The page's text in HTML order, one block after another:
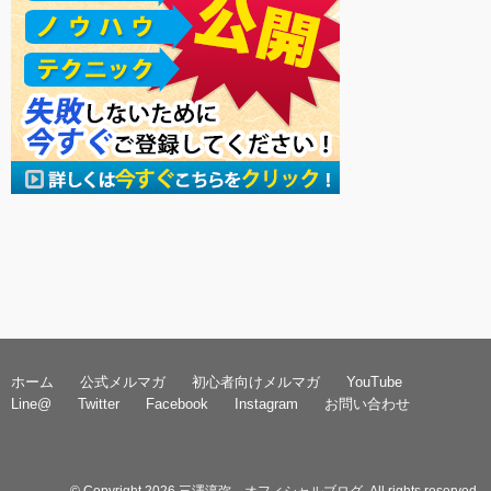
ホーム 公式メルマガ 初心者向けメルマガ
YouTube
Line@
Twitter Facebook Instagram お問い合わせ